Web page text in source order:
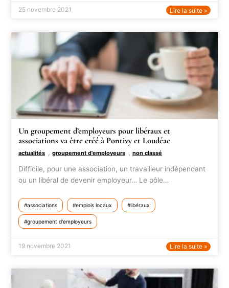
25 novembre 2021 Lire la suite »
Un groupement d’employeurs pour libéraux et
associations va être créé à Pontivy et Loudéac
actualités ,groupement d'employeurs ,non classé
Difficile, pour une association, un travailleur indépendant
ou un libéral de devenir employeur… Le pôle…
associations emplois locaux libéraux
groupement d'employeurs
19 novembre 2021 Lire la suite »